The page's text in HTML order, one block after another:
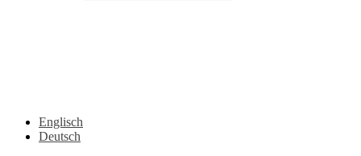
Englisch
Deutsch